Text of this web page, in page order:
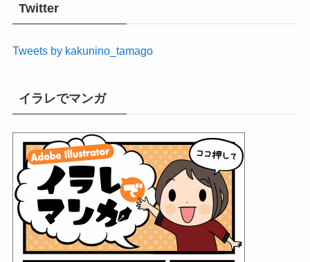
Twitter
Tweets by kakunino_tamago
イラレでマンガ